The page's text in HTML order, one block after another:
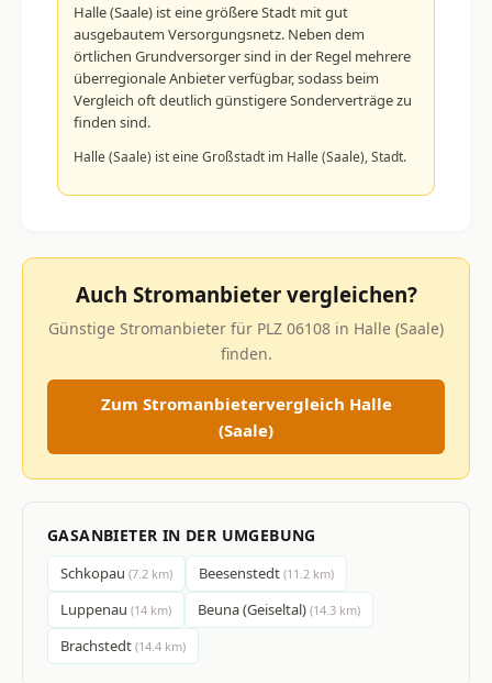
Halle (Saale) ist eine größere Stadt mit gut
ausgebautem Versorgungsnetz. Neben dem
örtlichen Grundversorger sind in der Regel mehrere
überregionale Anbieter verfügbar, sodass beim
Vergleich oft deutlich günstigere Sonderverträge zu
finden sind.
Halle (Saale) ist eine Großstadt im Halle (Saale), Stadt.
Auch Stromanbieter vergleichen?
Günstige Stromanbieter für PLZ 06108 in Halle (Saale)
finden.
Zum Stromanbietervergleich Halle
(Saale)
GASANBIETER IN DER UMGEBUNG
Schkopau (7.2 km) Beesenstedt (11.2 km)
Luppenau (14 km) Beuna (Geiseltal) (14.3 km)
Brachstedt (14.4 km)